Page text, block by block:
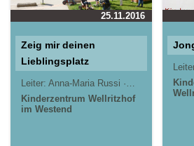
25.11.2016
Zeig mir deinen
Lieblingsplatz
Leiter: Anna-Maria Russi Herbert Cartus
Kinderzentrum Wellritzhof
im Westend